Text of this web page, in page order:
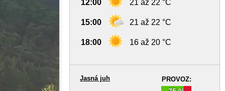
12:00 21 až 22 °C
15:00 21 až 22 °C
18:00 16 až 20 °C
PROVOZ:
Jasná juh